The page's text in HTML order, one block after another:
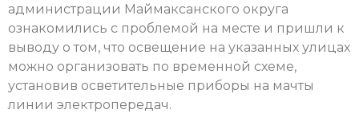
администрации Маймаксанского округа
ознакомились с проблемой на месте и пришли к
выводу о том, что освещение на указанных улицах
можно организовать по временной схеме,
установив осветительные приборы на мачты
линии электропередач.